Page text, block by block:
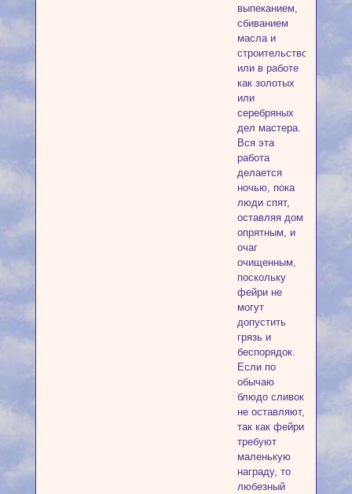
выпеканием,
сбиванием
масла и
строительством,
или в работе
как золотых
или
серебряных
дел мастера.
Вся эта
работа
делается
ночью, пока
люди спят,
оставляя дом
опрятным, и
очаг
очищенным,
поскольку
фейри не
могут
допустить
грязь и
беспорядок.
Если по
обычаю
блюдо сливок
не оставляют,
так как фейри
требуют
маленькую
награду, то
любезный